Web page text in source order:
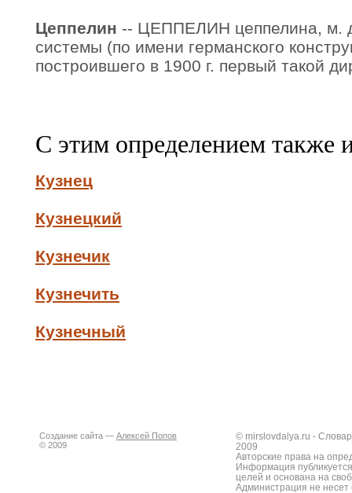
Цеппелин -- ЦЕППЕЛИН цеппелина, м.
системы (по имени германского
построившего в 1900 г. первый такой
С этим определением также
Кузнец
Кузнецкий
Кузнечик
Кузнечить
Кузнечный
Создание сайта — Алексей Попов
© 2009
© mirslovdalya.ru -
2009
Авторские права на
Информация
целей и основана на
Администрация не несет